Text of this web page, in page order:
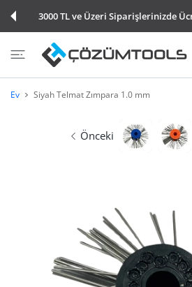
ATLA 3000 TL ve Üzeri Siparişlerinizde
Ev Siyah Telmat Zımpara 1.0 mm
Önceki